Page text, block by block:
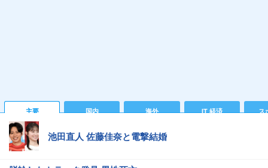
主要 国内 海外 IT 経済 ス
池田直人 佐藤佳奈と電撃結婚